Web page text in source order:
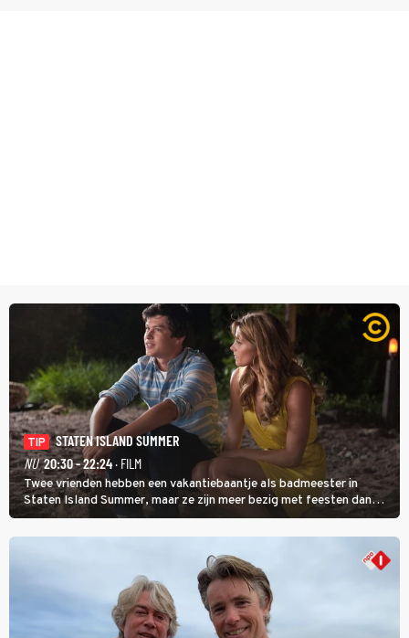
TIP
STATEN ISLAND SUMMER
NU 20:30 - 22:24· FILM
Twee vrienden hebben een vakantiebaantje als badmeester in
Staten Island Summer, maar ze zijn meer bezig met feesten dan
met werken.